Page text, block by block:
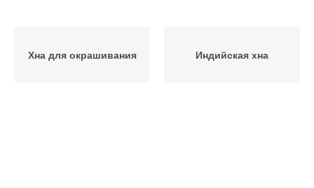
Хна для окрашивания Индийская хна